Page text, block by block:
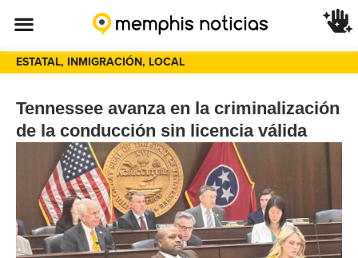
ESTATAL, INMIGRACIÓN, LOCAL
Tennessee avanza en la criminalización
de la conducción sin licencia válida